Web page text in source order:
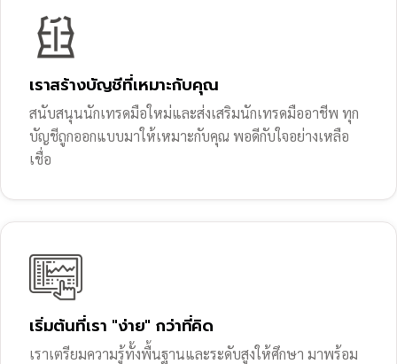
เราสร้างบัญชีที่เหมาะกับคุณ
สนับสนุนนักเทรดมือใหม่และส่งเสริมนักเทรดมืออาชีพ ทุก
บัญชีถูกออกแบบมาให้เหมาะกับคุณ พอดีกับใจอย่างเหลือ
เชื่อ
เริ่มต้นที่เรา "ง่าย" กว่าที่คิด
เราเตรียมความรู้ทั้งพื้นฐานและระดับสูงให้ศึกษา มาพร้อม